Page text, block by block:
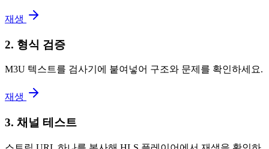
재생
2. 형식 검증
M3U 텍스트를 검사기에 붙여넣어 구조와 문제를 확인하세요.
재생
3. 채널 테스트